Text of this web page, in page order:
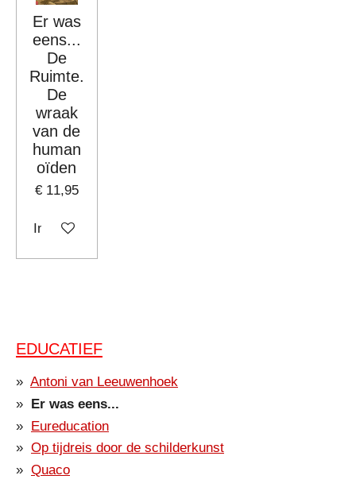
Er was
eens...
De
Ruimte.
De
wraak
van de
human
oïden
€ 11,95
In winkelwagen
EDUCATIEF
Antoni van Leeuwenhoek
Er was eens...
Eureducation
Op tijdreis door de schilderkunst
Quaco